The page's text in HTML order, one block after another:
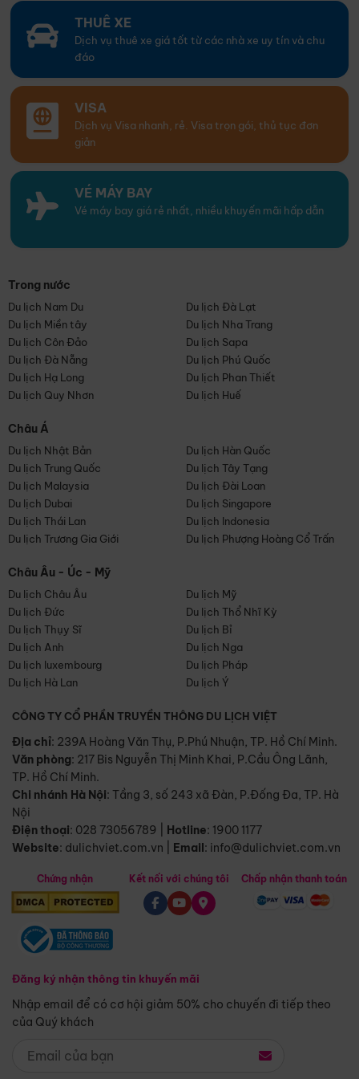
THUÊ XE
Dịch vụ thuê xe giá tốt từ các nhà xe uy tín và chu
đáo
VISA
Dịch vụ Visa nhanh, rẻ. Visa trọn gói, thủ tục đơn
giản
VÉ MÁY BAY
Vé máy bay giá rẻ nhất, nhiều khuyến mãi hấp dẫn
Trong nước
Du lịch Nam Du
Du lịch Đà Lạt
Du lịch Miền tây
Du lịch Nha Trang
Du lịch Côn Đảo
Du lịch Sapa
Du lịch Đà Nẵng
Du lịch Phú Quốc
Du lịch Hạ Long
Du lịch Phan Thiết
Du lịch Quy Nhơn
Du lịch Huế
Châu Á
Du lịch Nhật Bản
Du lịch Hàn Quốc
Du lịch Trung Quốc
Du lịch Tây Tạng
Du lịch Malaysia
Du lịch Đài Loan
Du lịch Dubai
Du lịch Singapore
Du lịch Thái Lan
Du lịch Indonesia
Du lịch Trương Gia Giới
Du lịch Phượng Hoàng Cổ Trấn
Châu Âu - Úc - Mỹ
Du lịch Châu Âu
Du lịch Mỹ
Du lịch Đức
Du lịch Thổ Nhĩ Kỳ
Du lịch Thụy Sĩ
Du lịch Bỉ
Du lịch Anh
Du lịch Nga
Du lịch luxembourg
Du lịch Pháp
Du lịch Hà Lan
Du lịch Ý
CÔNG TY CỔ PHẦN TRUYỀN THÔNG DU LỊCH VIỆT
Địa chỉ: 239A Hoàng Văn Thụ, P.Phú Nhuận, TP. Hồ Chí Minh.
Văn phòng: 217 Bis Nguyễn Thị Minh Khai, P.Cầu Ông Lãnh,
TP. Hồ Chí Minh.
Chi nhánh Hà Nội: Tầng 3, số 243 xã Đàn, P.Đống Đa, TP. Hà
Nội
Điện thoại: 028 73056789 Hotline: 1900 1177
Website: dulichviet.com.vn Email: info@dulichviet.com.vn
Chứng nhận
Đăng ký nhận thông tin khuyến mãi
Nhập email để có cơ hội giảm 50% cho chuyến đi tiếp theo
của Quý khách
Kết nối với chúng tôi Chấp nhận thanh toán